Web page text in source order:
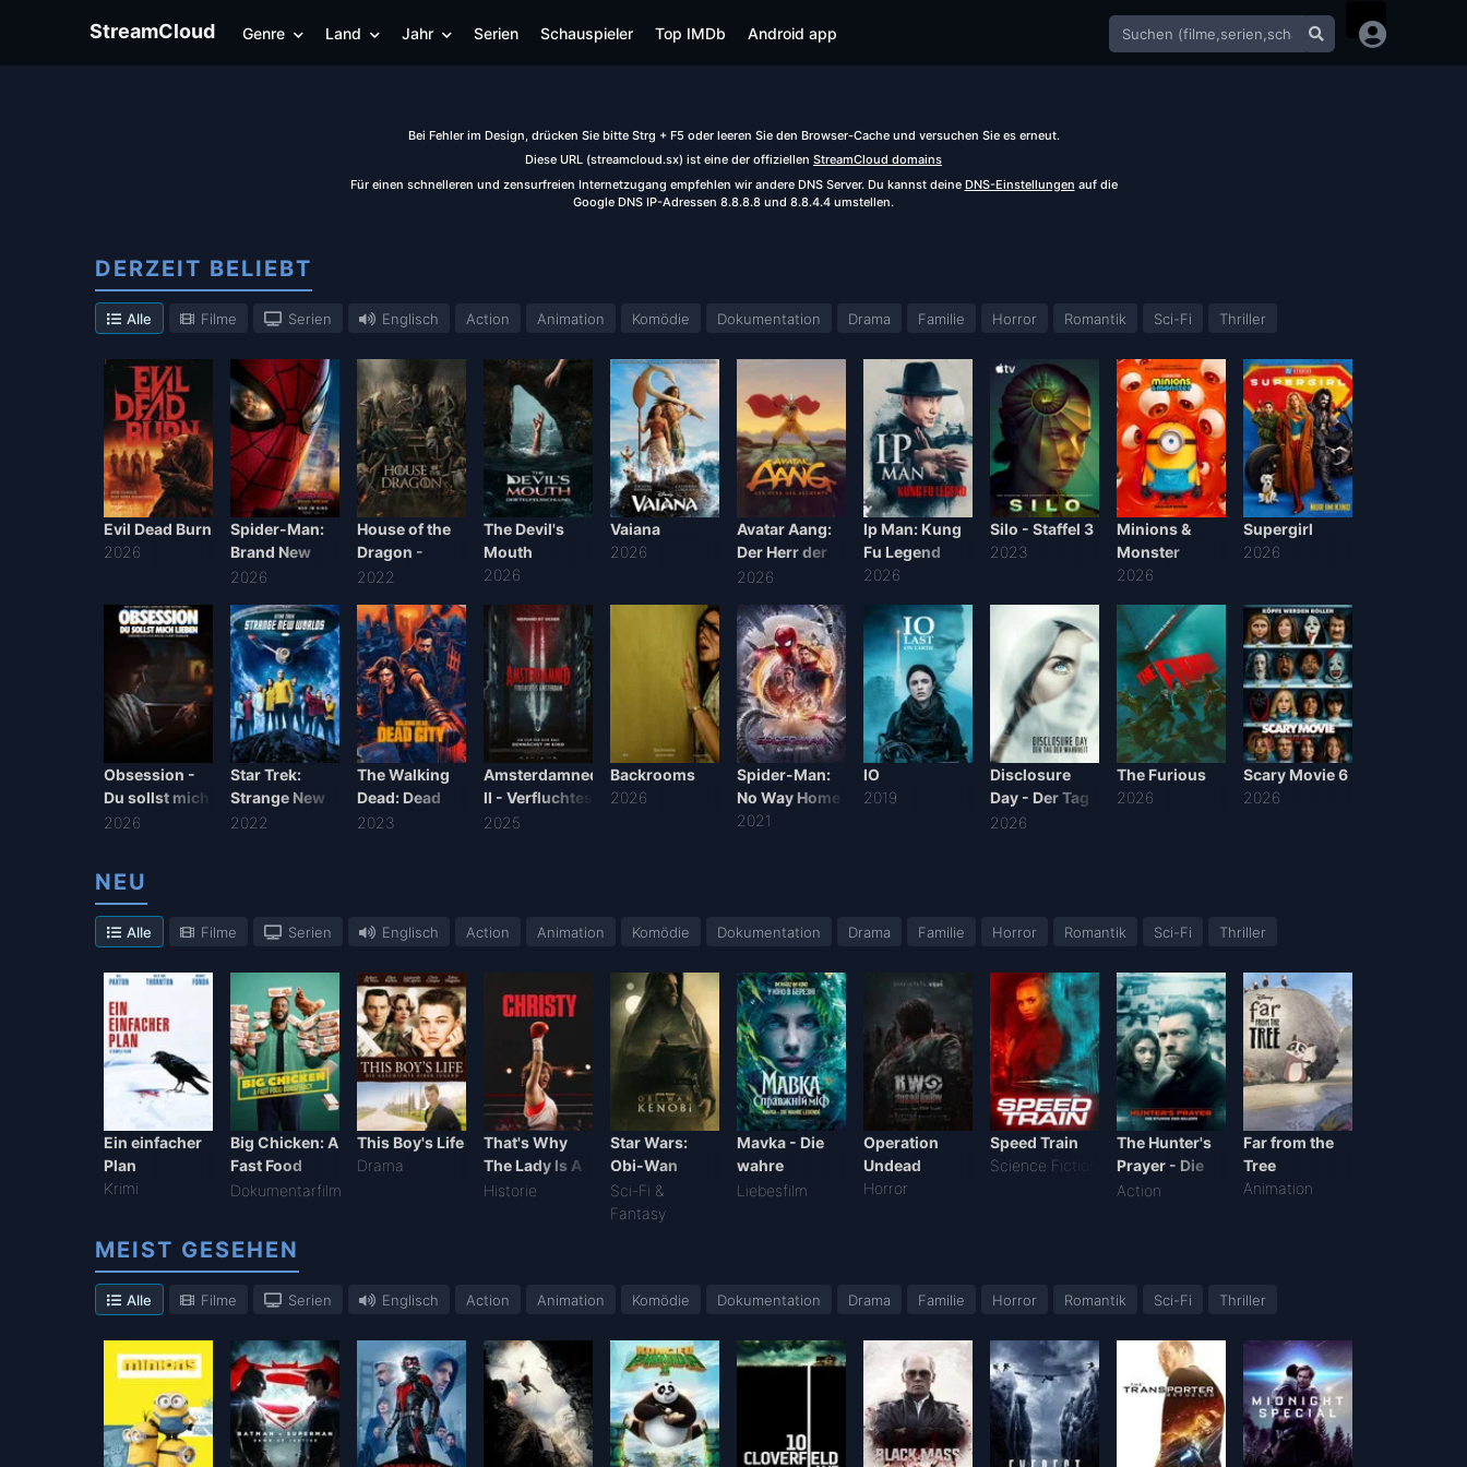
StreamCloud Genre Land Jahr Serien Schauspieler Top IMDb Android app
Bei Fehler im Design, drücken Sie bitte Strg + F5 oder leeren Sie den Browser-Cache und versuchen Sie es erneut.
Diese URL (streamcloud.sx) ist eine der offiziellen StreamCloud domains
Für einen schnelleren und zensurfreien Internetzugang empfehlen wir andere DNS Server. Du kannst deine DNS-Einstellungen auf die
Google DNS IP-Adressen 8.8.8.8 und 8.8.4.4 umstellen.
DERZEIT BELIEBT
Alle Filme Serien Englisch Action Animation Komödie Dokumentation Drama Familie Horror Romantik Sci-Fi Thriller
Evil Dead Burn
2026
Spider-Man:
Brand New
Day
2026
House of the
Dragon -
Staffel 3
2022
The Devil's
Mouth
2026
Vaiana
2026
Avatar Aang:
Der Herr der
Elemente
2026
Ip Man: Kung
Fu Legend
2026
Silo - Staffel 3
2023
Minions &
Monster
2026
Supergirl
2026
Obsession -
Du sollst mich
lieben
2026
Star Trek:
Strange New
Worlds -
2022
The Walking
Dead: Dead
City - Staffel 3
2023
Amsterdamned
II - Verfluchtes
Amsterdam
2025
Backrooms
2026
Spider-Man:
No Way Home
2021
IO
2019
Disclosure
Day - Der Tag
der Wahrheit
2026
The Furious
2026
Scary Movie 6
2026
NEU
Alle Filme Serien Englisch Action Animation Komödie Dokumentation Drama Familie Horror Romantik Sci-Fi Thriller
Ein einfacher
Plan
Krimi
Big Chicken: A
Fast Food
Conspiracy
Dokumentarfilm
This Boy's Life
Drama
That's Why
The Lady Is A
Champ
Historie
Star Wars:
Obi-Wan
Kenobi -
Staffel 1
Sci-Fi &
Fantasy
Mavka - Die
wahre
Legende
Liebesfilm
Operation
Undead
Horror
Speed Train
Science Fiction
The Hunter's
Prayer - Die
Stunde des
Action
Far from the
Tree
Animation
MEIST GESEHEN
Alle Filme Serien Englisch Action Animation Komödie Dokumentation Drama Familie Horror Romantik Sci-Fi Thriller